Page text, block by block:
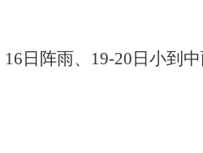
16 日阵雨、 19-20 日小到中